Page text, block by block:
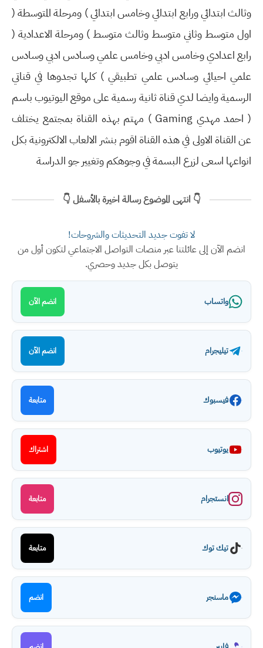
وثالث ابتدائي ورابع ابتدائي وخامس ابتدائي ) ومرحلة المتوسطة (
اول متوسط وثاني متوسط وثالث متوسط ) ومرحلة الاعدادية (
رابع اعدادي وخامس ادبي وخامس علمي وسادس ادبي وسادس
علمي احيائي وسادس علمي تطبيقي ) كلها تجدوها في قناتي
الرسمية وايضا لدي قناة ثانية رسمية على موقع اليوتيوب باسم
( احمد مهدي Gaming ) مهتم بهذه القناة بمجتمع يختلف
عن القناة الاولى في هذه القناة اقوم بنشر الالعاب الالكترونية بكل
انواعها اسعى لزرع البسمة في وجوهكم وتغيير جو الدراسة
👇 انتهى الموضوع رسالة اخيرة بالأسفل 👇
لا تفوت جديد التحديثات والشروحات!
انضم الآن إلى عائلتنا عبر منصات التواصل الاجتماعي لتكون أول من
يتوصل بكل جديد وحصري.
واتساب انضم الآن
تيليجرام انضم الآن
فيسبوك متابعة
يوتيوب اشتراك
انستجرام متابعة
تيك توك متابعة
ماسنجر انضم